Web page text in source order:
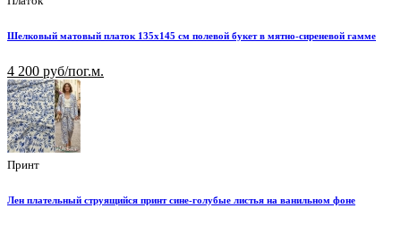
Шелковый матовый платок 135х145 см полевой букет в мятно-сиреневой гамме
4 200 руб/пог.м.
Принт
Лен плательный струящийся принт сине-голубые листья на ванильном фоне